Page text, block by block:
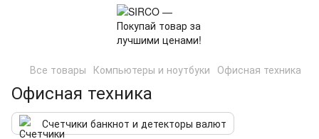
Все товары Компьютеры и ноутбуки Офисная техника
Офисная техника
Счетчики банкнот и детекторы валют